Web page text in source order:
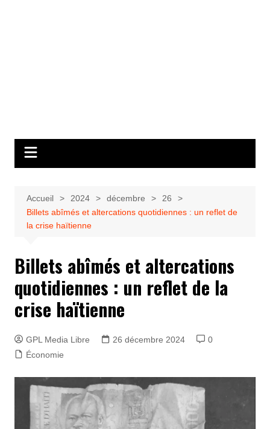
Accueil 2024 décembre
26
Billets abîmés et altercations quotidiennes : un reflet de
la crise haïtienne
Billets abîmés et altercations
quotidiennes : un reflet de la
crise haïtienne
GPL Media Libre 26 décembre 2024
0
Économie